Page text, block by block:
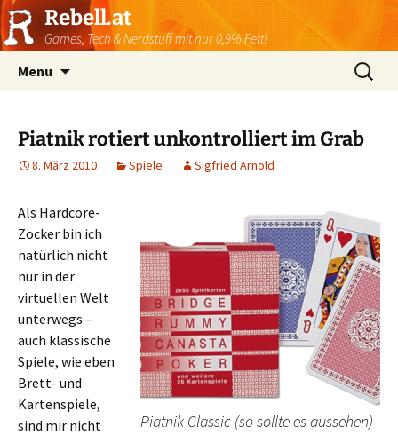
Rebell.at
Games, Tech & Nerdstuff mit nur 0,9% Fett!
Menu
Suchen
nach:
Piatnik rotiert unkontrolliert im Grab
8. März 2010 Spiele Sigfried Arnold
Piatnik Classic (so sollte es aussehen)
Als Hardcore-
Zocker bin ich
natürlich nicht
nur in der
virtuellen Welt
unterwegs –
auch klassische
Spiele, wie eben
Brett- und
Kartenspiele,
sind mir nicht